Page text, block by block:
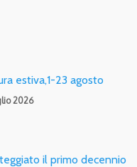
estiva,1-23 agosto
2026
il primo decennio